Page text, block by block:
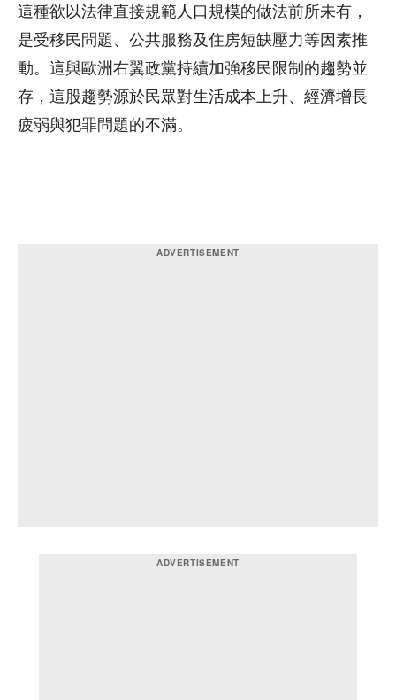
這種欲以法律直接規範人口規模的做法前所未有，
是受移民問題、公共服務及住房短缺壓力等因素推
動。這與歐洲右翼政黨持續加強移民限制的趨勢並
存，這股趨勢源於民眾對生活成本上升、經濟增長
疲弱與犯罪問題的不滿。